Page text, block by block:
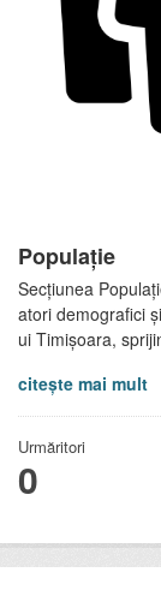
Populație
Secțiunea
atori demografici
ui Timișoara,
citește mai mult
Urmăritori
0